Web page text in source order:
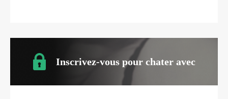
Inscrivez-vous pour chater avec